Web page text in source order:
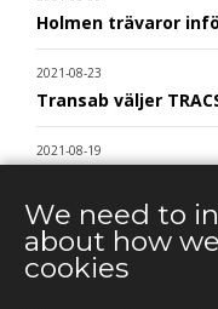
Holmen trävaror
2021-08-23
Transab väljer
2021-08-19
2021-08-16
Triona stärker väg-
We need to
about how
cookies